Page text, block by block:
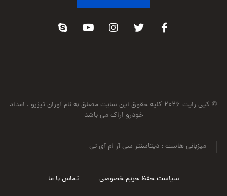
© کپی رایت ۲۰۲۶ کلیه حقوق این سایت متعلق به نام آوران تیزرو ، امداد
خودرو اراک می باشد
میزبانی هاست : دیتاسنتر سی آر ام آی تی
تماس با ما سیاست حفظ حریم خصوصی